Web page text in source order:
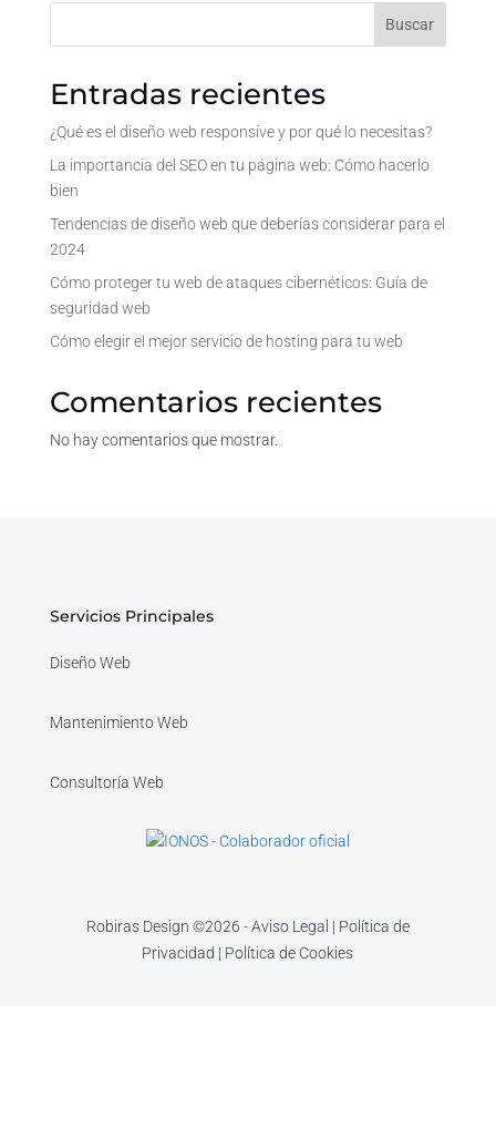
Buscar
Entradas recientes
¿Qué es el diseño web responsive y por qué lo necesitas?
La importancia del SEO en tu página web: Cómo hacerlo
bien
Tendencias de diseño web que deberías considerar para el
2024
Cómo proteger tu web de ataques cibernéticos: Guía de
seguridad web
Cómo elegir el mejor servicio de hosting para tu web
Comentarios recientes
No hay comentarios que mostrar.
Servicios Principales
Diseño Web
Mantenimiento Web
Consultoría Web
Robiras Design ©​2026 -Aviso Legal | Política de
Privacidad | Política de Cookies